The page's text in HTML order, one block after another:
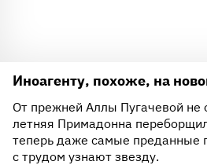
Иноагенту, похоже, на
От прежней Аллы Пугачевой не
летняя Примадонна
теперь даже самые преданные
с трудом узнают звезду.